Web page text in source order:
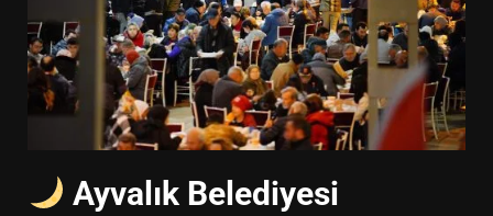
Ayvalık Belediyesi